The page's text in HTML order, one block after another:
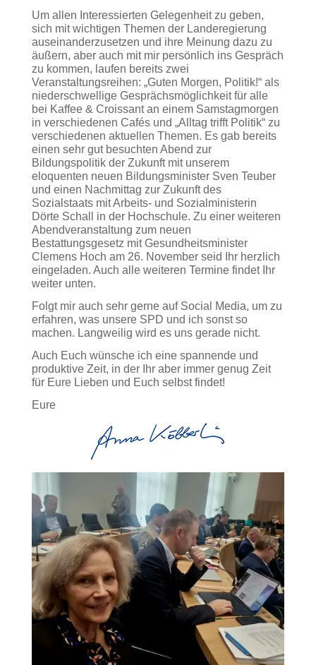
Um allen Interessierten Gelegenheit zu geben,
sich mit wichtigen Themen der Landeregierung
auseinanderzusetzen und ihre Meinung dazu zu
äußern, aber auch mit mir persönlich ins Gespräch
zu kommen, laufen bereits zwei
Veranstaltungsreihen: „Guten Morgen, Politik!“ als
niederschwellige Gesprächsmöglichkeit für alle
bei Kaffee & Croissant an einem Samstagmorgen
in verschiedenen Cafés und „Alltag trifft Politik“ zu
verschiedenen aktuellen Themen. Es gab bereits
einen sehr gut besuchten Abend zur
Bildungspolitik der Zukunft mit unserem
eloquenten neuen Bildungsminister Sven Teuber
und einen Nachmittag zur Zukunft des
Sozialstaats mit Arbeits- und Sozialministerin
Dörte Schall in der Hochschule. Zu einer weiteren
Abendveranstaltung zum neuen
Bestattungsgesetz mit Gesundheitsminister
Clemens Hoch am 26. November seid Ihr herzlich
eingeladen. Auch alle weiteren Termine findet Ihr
weiter unten.
Folgt mir auch sehr gerne auf Social Media, um zu
erfahren, was unsere SPD und ich sonst so
machen. Langweilig wird es uns gerade nicht.
Auch Euch wünsche ich eine spannende und
produktive Zeit, in der Ihr aber immer genug Zeit
für Eure Lieben und Euch selbst findet!
Eure